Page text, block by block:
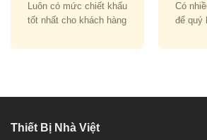
Luôn có mức chiết khấu
tốt nhất cho khách hàng
Có
để quý
Thiết Bị Nhà Việt